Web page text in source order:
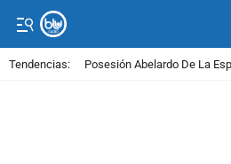
Tendencias: Posesión Abelardo De La